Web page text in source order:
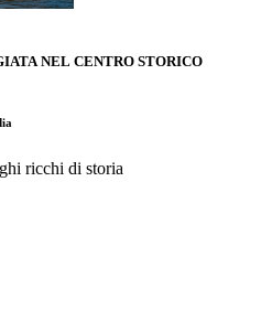
NEL CENTRO STORICO
ricchi di storia